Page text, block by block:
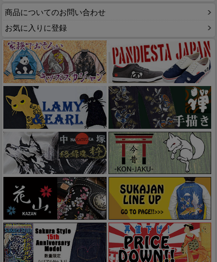
商品についてのお問い合わせ
お気に入りに登録